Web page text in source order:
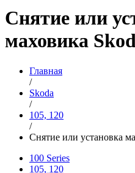
Снятие или
маховика
Главная
/
Skoda
/
105, 120
/
Снятие или установка
100 Series
105, 120